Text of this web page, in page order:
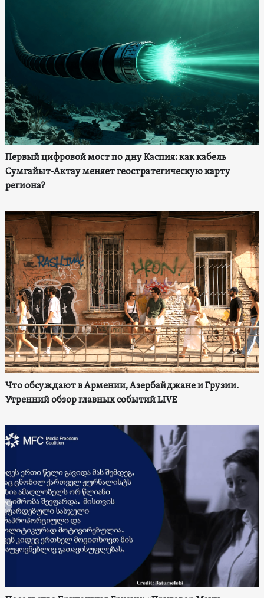
Первый цифровой мост по дну Каспия: как кабель
Сумгайыт-Актау меняет геостратегическую карту
региона?
Что обсуждают в Армении, Азербайджане и Грузии.
Утренний обзор главных событий LIVE